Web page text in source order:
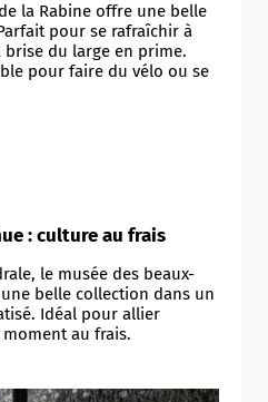
la Rabine offre une belle
pour se rafraîchir à
brise du large en prime.
pour faire du vélo ou se
: culture au frais
le musée des beaux-
belle collection dans un
Idéal pour allier
au frais.